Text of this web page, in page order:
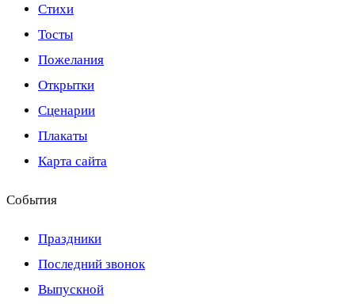
Стихи
Тосты
Пожелания
Открытки
Сценарии
Плакаты
Карта сайта
События
Праздники
Последний звонок
Выпускной